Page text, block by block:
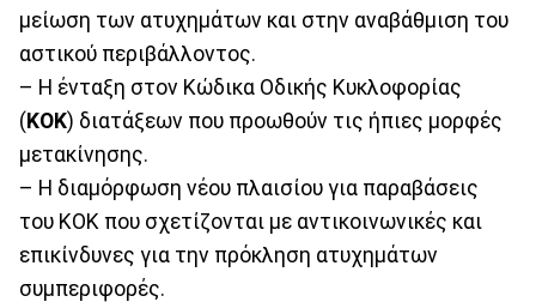
μείωση των ατυχημάτων και στην αναβάθμιση του
αστικού περιβάλλοντος.
– Η ένταξη στον Κώδικα Οδικής Κυκλοφορίας
(ΚΟΚ) διατάξεων που προωθούν τις ήπιες μορφές
μετακίνησης.
– Η διαμόρφωση νέου πλαισίου για παραβάσεις
του ΚΟΚ που σχετίζονται με αντικοινωνικές και
επικίνδυνες για την πρόκληση ατυχημάτων
συμπεριφορές.